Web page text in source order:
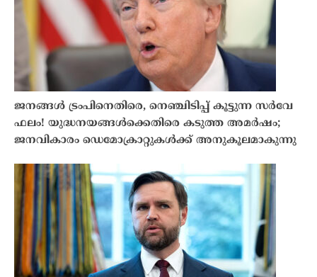
ജനങ്ങൾ ട്രംപിനെതിരെ, നെഞ്ചിടിപ്പ് കൂട്ടുന്ന സർവേ
ഫലം! യുദ്ധനയങ്ങൾക്കെതിരെ കടുത്ത അമർഷം;
ജനവികാരം ഡെമോക്രാറ്റുകൾക്ക് അനുകൂലമാകുന്നു